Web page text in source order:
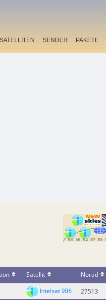
SATELLITEN SENDER PAKETE
Satellit Norad
Intelsat 906 27513